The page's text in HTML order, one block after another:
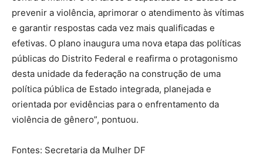
prevenir a violência, aprimorar o atendimento às vítimas
e garantir respostas cada vez mais qualificadas e
efetivas. O plano inaugura uma nova etapa das políticas
públicas do Distrito Federal e reafirma o protagonismo
desta unidade da federação na construção de uma
política pública de Estado integrada, planejada e
orientada por evidências para o enfrentamento da
violência de gênero”, pontuou.
Fontes: Secretaria da Mulher DF